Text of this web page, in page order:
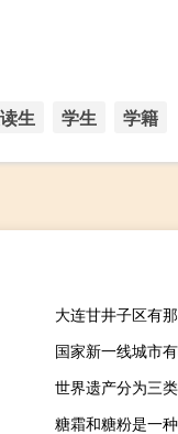
生 学生 学籍
大连甘井子区有
国家新一线城市
世界遗产分为三类
糖霜和糖粉是一